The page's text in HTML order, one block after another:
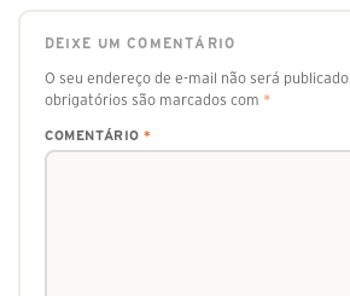
DEIXE UM COMENTÁRIO
O seu endereço de e-mail não será publicado.
obrigatórios são marcados com *
COMENTÁRIO *